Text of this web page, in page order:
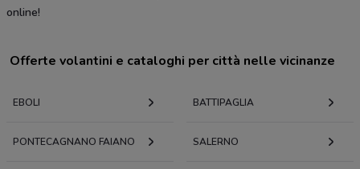
online!
Offerte volantini e cataloghi per città nelle vicinanze
EBOLI BATTIPAGLIA
PONTECAGNANO FAIANO SALERNO